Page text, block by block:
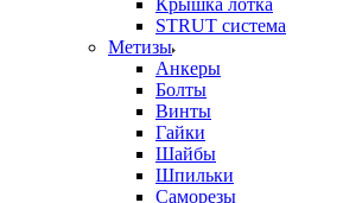
Крышка лотка
STRUT система
Метизы
Анкеры
Болты
Винты
Гайки
Шайбы
Шпильки
Саморезы